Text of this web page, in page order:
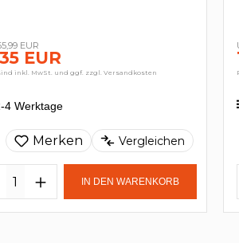
EUR
EUR
inkl. MwSt. und ggf. zzgl. Versandkosten
4 Werktage
Merken Vergleichen
IN DEN WARENKORB